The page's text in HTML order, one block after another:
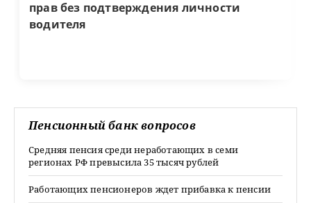
прав без подтверждения личности
водителя
Пенсионный банк вопросов
Средняя пенсия среди неработающих в семи
регионах РФ превысила 35 тысяч рублей
Работающих пенсионеров ждет прибавка к пенсии